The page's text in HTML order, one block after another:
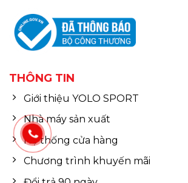
THÔNG TIN
Giới thiệu YOLO SPORT
Nhà máy sản xuất
Hệ thống cửa hàng
Chương trình khuyến mãi